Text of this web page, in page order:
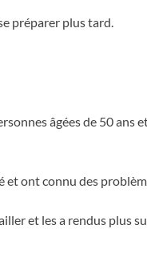
préparer plus tard.
âgées de 50
et ont connu des
et les a rendus plus